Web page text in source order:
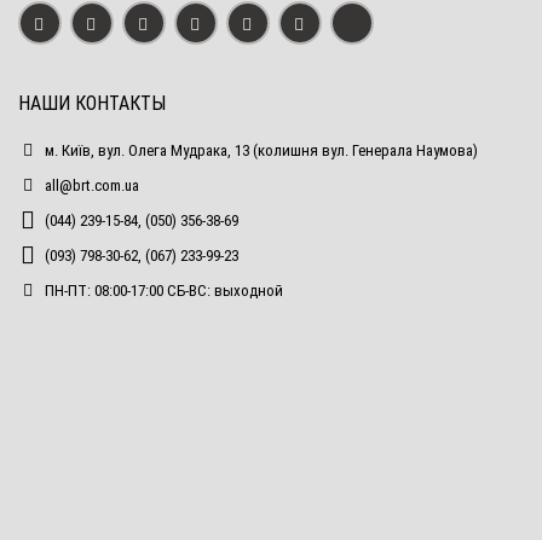
НАШИ КОНТАКТЫ
м. Київ, вул. Олега Мудрака, 13 (колишня вул. Генерала Наумова)
all@brt.com.ua
(044) 239-15-84, (050) 356-38-69
(093) 798-30-62, (067) 233-99-23
ПН-ПТ: 08:00-17:00 СБ-ВС: выходной